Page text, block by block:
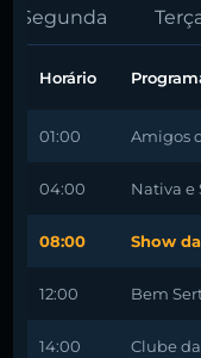
Segunda
Horário
01:00 Amigos
04:00 Nativa e
08:00 Show
12:00 Bem
14:00 Clube